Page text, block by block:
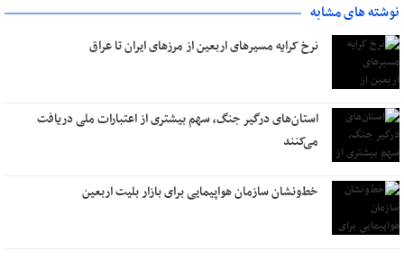
نوشته های مشابه
نرخ کرایه مسیرهای اربعین از مرزهای ایران تا عراق
استان‌های درگیر جنگ، سهم بیشتری از اعتبارات ملی دریافت
می‌کنند
خط‌ونشان سازمان هواپیمایی برای بازار بلیت اربعین